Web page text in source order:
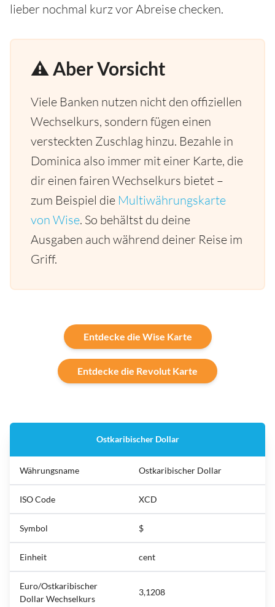
lieber nochmal kurz vor Abreise checken.
⚠️ Aber Vorsicht
Viele Banken nutzen nicht den offiziellen
Wechselkurs, sondern fügen einen
versteckten Zuschlag hinzu. Bezahle in
Dominica also immer mit einer Karte, die
dir einen fairen Wechselkurs bietet –
zum Beispiel die Multiwährungskarte
von Wise. So behältst du deine
Ausgaben auch während deiner Reise im
Griff.
Entdecke die Wise Karte
Entdecke die Revolut Karte
Ostkaribischer Dollar
Währungsname Ostkaribischer Dollar
ISO Code XCD
Symbol $
Einheit cent
Euro/Ostkaribischer
Dollar Wechselkurs
3,1208